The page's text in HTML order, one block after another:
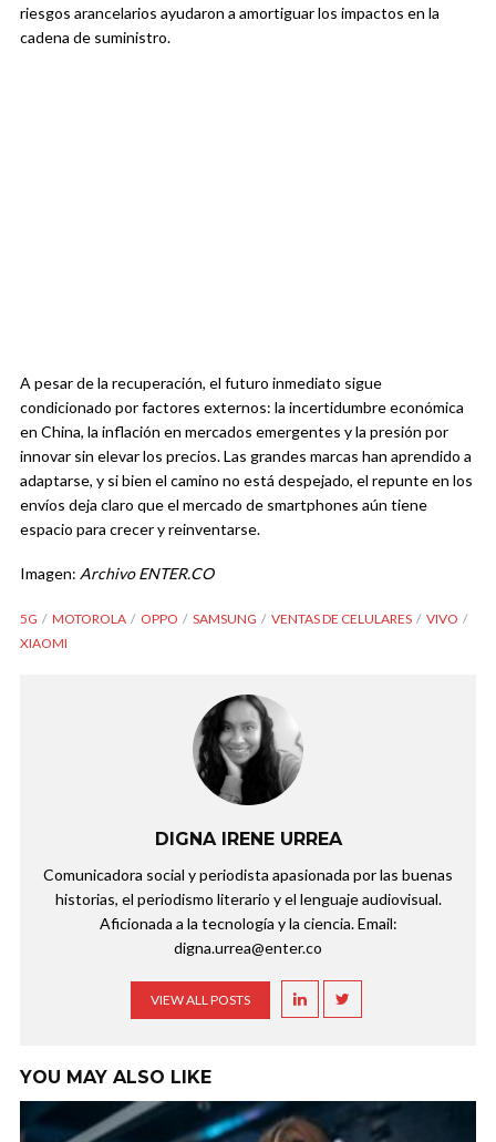
riesgos arancelarios ayudaron a amortiguar los impactos en la
cadena de suministro.
A pesar de la recuperación, el futuro inmediato sigue
condicionado por factores externos: la incertidumbre económica
en China, la inflación en mercados emergentes y la presión por
innovar sin elevar los precios. Las grandes marcas han aprendido a
adaptarse, y si bien el camino no está despejado, el repunte en los
envíos deja claro que el mercado de smartphones aún tiene
espacio para crecer y reinventarse.
Imagen: Archivo ENTER.CO
5G MOTOROLA OPPO SAMSUNG VENTAS DE CELULARES
VIVO
XIAOMI
DIGNA IRENE URREA
Comunicadora social y periodista apasionada por las buenas
historias, el periodismo literario y el lenguaje audiovisual.
Aficionada a la tecnología y la ciencia. Email:
digna.urrea@enter.co
VIEW ALL POSTS
YOU MAY ALSO LIKE